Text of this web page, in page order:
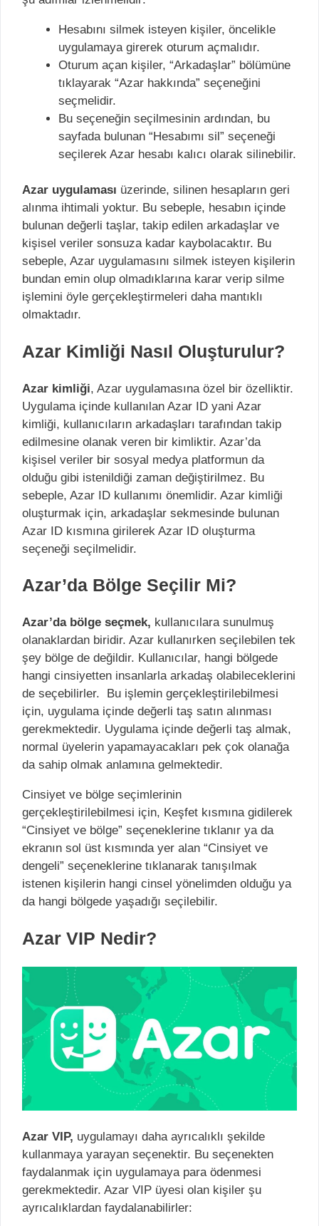
Hesabını silmek isteyen kişiler, öncelikle
uygulamaya girerek oturum açmalıdır.
Oturum açan kişiler, “Arkadaşlar” bölümüne
tıklayarak “Azar hakkında” seçeneğini
seçmelidir.
Bu seçeneğin seçilmesinin ardından, bu
sayfada bulunan “Hesabımı sil” seçeneği
seçilerek Azar hesabı kalıcı olarak silinebilir.
Azar uygulaması üzerinde, silinen hesapların geri
alınma ihtimali yoktur. Bu sebeple, hesabın içinde
bulunan değerli taşlar, takip edilen arkadaşlar ve
kişisel veriler sonsuza kadar kaybolacaktır. Bu
sebeple, Azar uygulamasını silmek isteyen kişilerin
bundan emin olup olmadıklarına karar verip silme
işlemini öyle gerçekleştirmeleri daha mantıklı
olmaktadır.
Azar Kimliği Nasıl Oluşturulur?
Azar kimliği, Azar uygulamasına özel bir özelliktir.
Uygulama içinde kullanılan Azar ID yani Azar
kimliği, kullanıcıların arkadaşları tarafından takip
edilmesine olanak veren bir kimliktir. Azar’da
kişisel veriler bir sosyal medya platformun da
olduğu gibi istenildiği zaman değiştirilmez. Bu
sebeple, Azar ID kullanımı önemlidir. Azar kimliği
oluşturmak için, arkadaşlar sekmesinde bulunan
Azar ID kısmına girilerek Azar ID oluşturma
seçeneği seçilmelidir.
Azar’da Bölge Seçilir Mi?
Azar’da bölge seçmek, kullanıcılara sunulmuş
olanaklardan biridir. Azar kullanırken seçilebilen tek
şey bölge de değildir. Kullanıcılar, hangi bölgede
hangi cinsiyetten insanlarla arkadaş olabileceklerini
de seçebilirler. Bu işlemin gerçekleştirilebilmesi
için, uygulama içinde değerli taş satın alınması
gerekmektedir. Uygulama içinde değerli taş almak,
normal üyelerin yapamayacakları pek çok olanağa
da sahip olmak anlamına gelmektedir.
Cinsiyet ve bölge seçimlerinin
gerçekleştirilebilmesi için, Keşfet kısmına gidilerek
“Cinsiyet ve bölge” seçeneklerine tıklanır ya da
ekranın sol üst kısmında yer alan “Cinsiyet ve
dengeli” seçeneklerine tıklanarak tanışılmak
istenen kişilerin hangi cinsel yönelimden olduğu ya
da hangi bölgede yaşadığı seçilebilir.
Azar VIP Nedir?
Azar VIP, uygulamayı daha ayrıcalıklı şekilde
kullanmaya yarayan seçenektir. Bu seçenekten
faydalanmak için uygulamaya para ödenmesi
gerekmektedir. Azar VIP üyesi olan kişiler şu
ayrıcalıklardan faydalanabilirler: